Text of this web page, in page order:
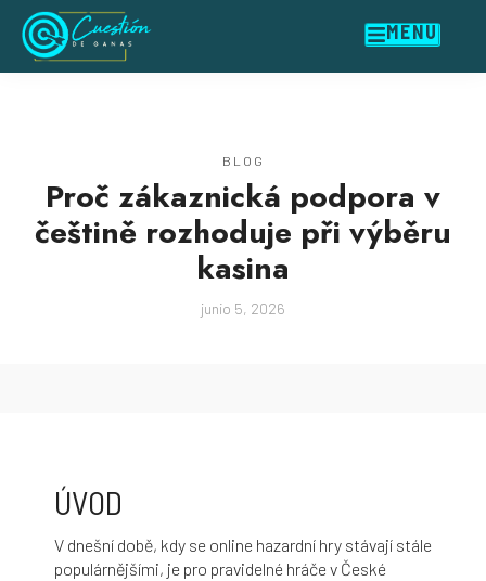
MENU
BLOG
Proč zákaznická podpora v
češtině rozhoduje při výběru
kasina
junio 5, 2026
ÚVOD
V dnešní době, kdy se online hazardní hry stávají stále
populárnějšími, je pro pravidelné hráče v České